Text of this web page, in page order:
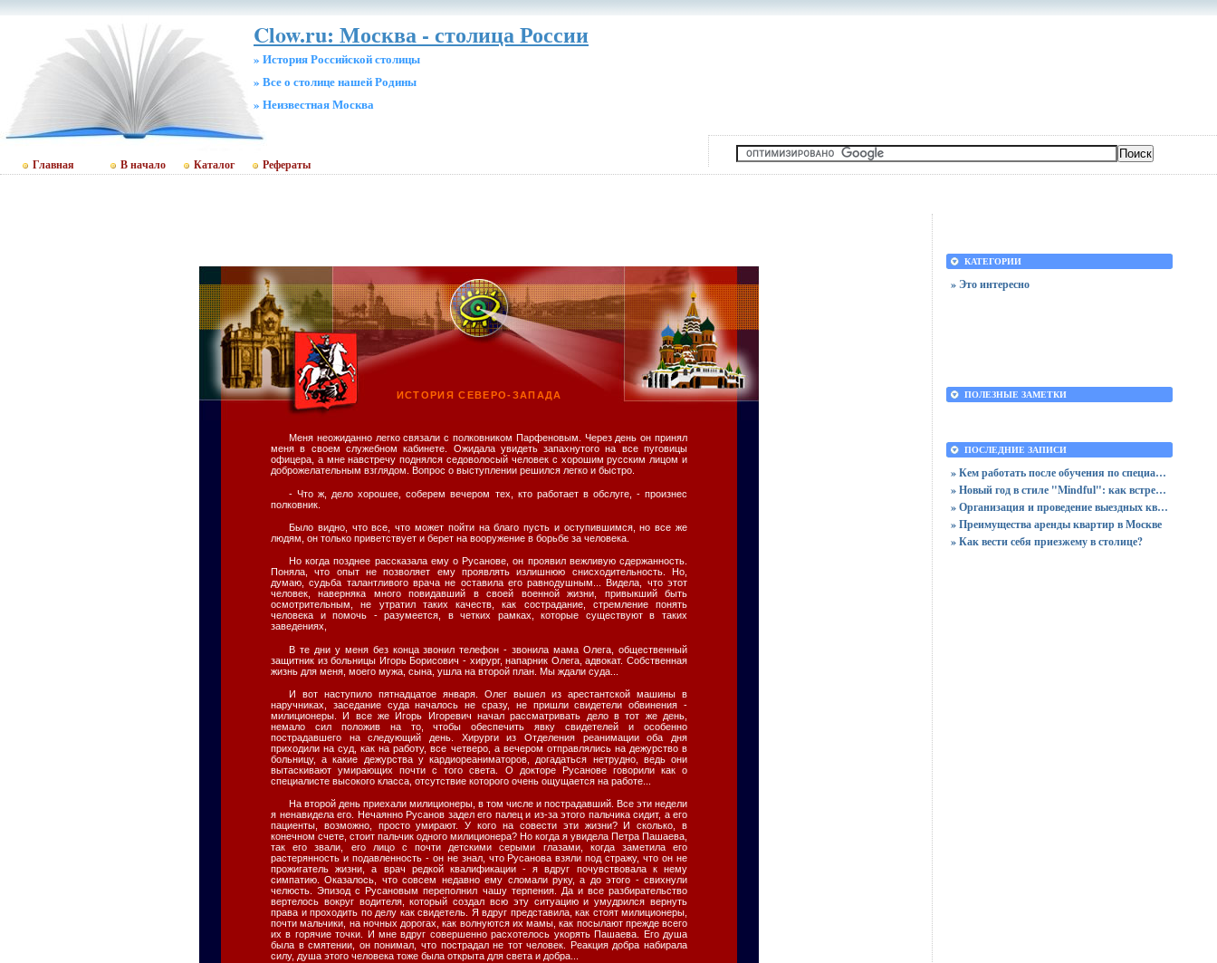
Clow.ru: Москва - столица России
» История Российской столицы
» Все о столице нашей Родины
» Неизвестная Москва
Главная В начало Каталог Рефераты
ИСТОРИЯ СЕВЕРО-ЗАПАДА
Меня неожиданно легко связали с полковником Парфеновым. Через день он принял
меня в своем служебном кабинете. Ожидала увидеть запахнутого на все пуговицы
офицера, а мне навстречу поднялся седоволосый человек с хорошим русским лицом и
доброжелательным взглядом. Вопрос о выступлении решился легко и быстро.
- Что ж, дело хорошее, соберем вечером тех, кто работает в обслуге, - произнес
полковник.
Было видно, что все, что может пойти на благо пусть и оступившимся, но все же
людям, он только приветствует и берет на вооружение в борьбе за человека.
Но когда позднее рассказала ему о Русанове, он проявил вежливую сдержанность.
Поняла, что опыт не позволяет ему проявлять излишнюю снисходительность. Но,
думаю, судьба талантливого врача не оставила его равнодушным... Видела, что этот
человек, наверняка много повидавший в своей военной жизни, привыкший быть
осмотрительным, не утратил таких качеств, как сострадание, стремление понять
человека и помочь - разумеется, в четких рамках, которые существуют в таких
заведениях,
В те дни у меня без конца звонил телефон - звонила мама Олега, общественный
защитник из больницы Игорь Борисович - хирург, напарник Олега, адвокат. Собственная
жизнь для меня, моего мужа, сына, ушла на второй план. Мы ждали суда...
И вот наступило пятнадцатое января. Олег вышел из арестантской машины в
наручниках, заседание суда началось не сразу, не пришли свидетели обвинения -
милиционеры. И все же Игорь Игоревич начал рассматривать дело в тот же день,
немало сил положив на то, чтобы обеспечить явку свидетелей и особенно
пострадавшего на следующий день. Хирурги из Отделения реанимации оба дня
приходили на суд, как на работу, все четверо, а вечером отправлялись на дежурство в
больницу, а какие дежурства у кардиореаниматоров, догадаться нетрудно, ведь они
вытаскивают умирающих почти с того света. О докторе Русанове говорили как о
специалисте высокого класса, отсутствие которого очень ощущается на работе...
На второй день приехали милиционеры, в том числе и пострадавший. Все эти недели
я ненавидела его. Нечаянно Русанов задел его палец и из-за этого пальчика сидит, а его
пациенты, возможно, просто умирают. У кого на совести эти жизни? И сколько, в
конечном счете, стоит пальчик одного милиционера? Но когда я увидела Петра Пашаева,
так его звали, его лицо с почти детскими серыми глазами, когда заметила его
растерянность и подавленность - он не знал, что Русанова взяли под стражу, что он не
прожигатель жизни, а врач редкой квалификации - я вдруг почувствовала к нему
симпатию. Оказалось, что совсем недавно ему сломали руку, а до этого - свихнули
челюсть. Эпизод с Русановым переполнил чашу терпения. Да и все разбирательство
вертелось вокруг водителя, который создал всю эту ситуацию и умудрился вернуть
права и проходить по делу как свидетель. Я вдруг представила, как стоят милиционеры,
почти мальчики, на ночных дорогах, как волнуются их мамы, как посылают прежде всего
их в горячие точки. И мне вдруг совершенно расхотелось укорять Пашаева. Его душа
была в смятении, он понимал, что пострадал не тот человек. Реакция добра набирала
силу, душа этого человека тоже была открыта для света и добра...
КАТЕГОРИИ
» Это интересно
ПОЛЕЗНЫЕ ЗАМЕТКИ
ПОСЛЕДНИЕ ЗАПИСИ
» Кем работать после обучения по специальности «Логистика»
» Новый год в стиле "Mindful": как встретить праздник, оставшись в сознании
» Организация и проведение выездных квизов
» Преимущества аренды квартир в Москве
» Как вести себя приезжему в столице?